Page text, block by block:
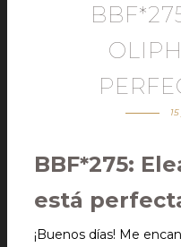
BBF*275:
está
¡Buenos días! Me